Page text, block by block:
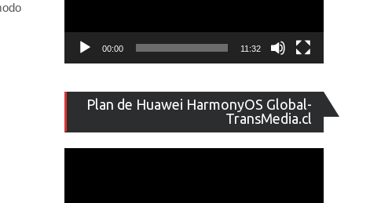
00:00 11:32
Plan de Huawei HarmonyOS Global-
TransMedia.cl
de
vídeo